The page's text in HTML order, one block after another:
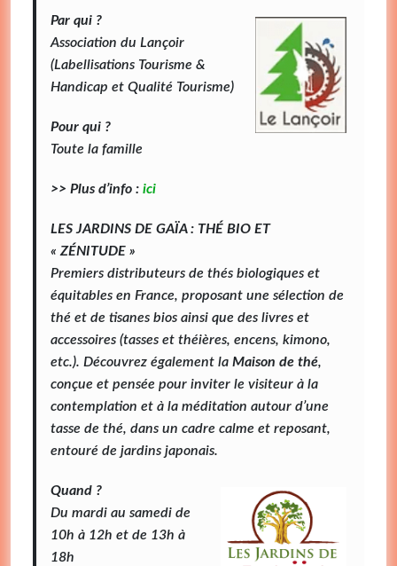
Par qui ?
Association du Lançoir
(Labellisations Tourisme &
Handicap et Qualité Tourisme)
Pour qui ?
Toute la famille
>> Plus d’info : ici
LES JARDINS DE GAÏA : THÉ BIO ET
« ZÉNITUDE »
Premiers distributeurs de thés biologiques et
équitables en France, proposant une sélection de
thé et de tisanes bios ainsi que des livres et
accessoires (tasses et théières, encens, kimono,
etc.). Découvrez également la Maison de thé,
conçue et pensée pour inviter le visiteur à la
contemplation et à la méditation autour d’une
tasse de thé, dans un cadre calme et reposant,
entouré de jardins japonais.
Quand ?
Du mardi au samedi de
10h à 12h et de 13h à
18h